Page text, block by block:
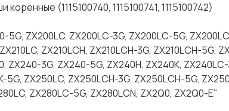
коренные (1115100740, 1115100741, 1115100742)
5G, ZX200LC, ZX200LC-3G, ZX200LC-5G,
ZX210LCH, ZX210LCH-3G, ZX210LCH-5G,
ZX240-3G, ZX240-5G, ZX240H, ZX240K,
5G, ZX250LC, ZX250LCH-3G, ZX250LCH-5G,
ZX280LC-5G, ZX280LCN, ZX2Q0, ZX2Q0-E"